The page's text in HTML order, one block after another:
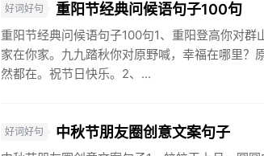
好词好句 重阳节经典问候语句子100句
重阳节经典问候语句子100句1、重阳登高你对
家在你家。九九踏秋你对原野喊，幸福在哪里？
然都在。祝节日快乐。2、...
好词好句 中秋节朋友圈创意文案句子